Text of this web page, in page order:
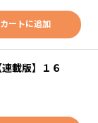
カートに追加
載版】１６